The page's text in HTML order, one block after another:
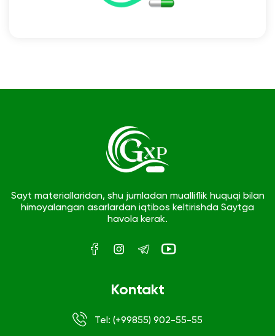
Sayt materiallaridan, shu jumladan mualliflik huquqi bilan
himoyalangan asarlardan iqtibos keltirishda Saytga
havola kerak.
Kontakt
Tel: (+99855) 902-55-55